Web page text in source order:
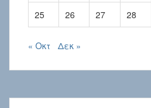
25 26 27 28
« Οκτ Δεκ »